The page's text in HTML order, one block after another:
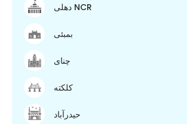
دهلی NCR
بمبئی
چنای
کلکته
حیدرآباد